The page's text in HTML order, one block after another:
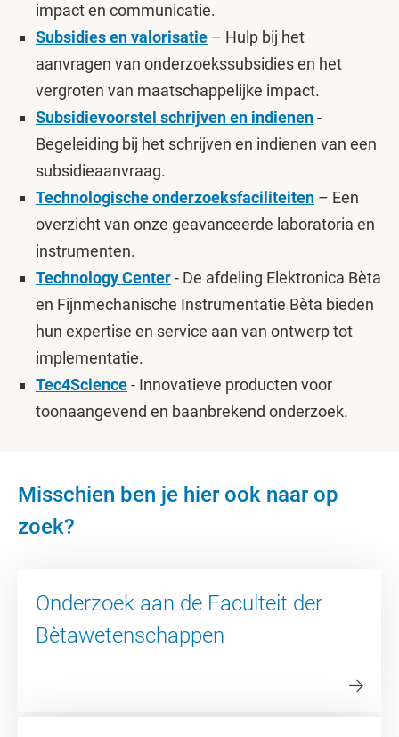
impact en communicatie.
Subsidies en valorisatie – Hulp bij het
aanvragen van onderzoekssubsidies en het
vergroten van maatschappelijke impact.
Subsidievoorstel schrijven en indienen-
Begeleiding bij het schrijven en indienen van een
subsidieaanvraag.
Technologische onderzoeksfaciliteiten – Een
overzicht van onze geavanceerde laboratoria en
instrumenten.
Technology Center- De afdeling Elektronica Bèta
en Fijnmechanische Instrumentatie Bèta bieden
hun expertise en service aan van ontwerp tot
implementatie.
Tec4Science- Innovatieve producten voor
toonaangevend en baanbrekend onderzoek.
Misschien ben je hier ook naar op
zoek?
Onderzoek aan de Faculteit der
Bètawetenschappen